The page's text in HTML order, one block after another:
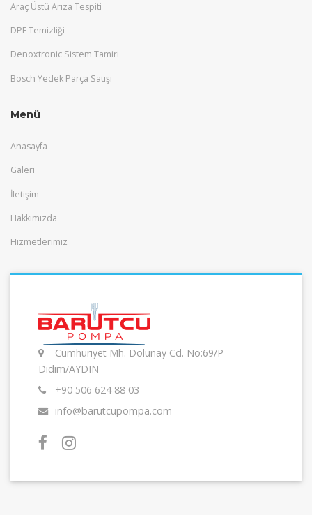
Araç Üstü Arıza Tespiti
DPF Temizliği
Denoxtronic Sistem Tamiri
Bosch Yedek Parça Satışı
Menü
Anasayfa
Galeri
İletişim
Hakkımızda
Hizmetlerimiz
Cumhuriyet Mh. Dolunay Cd. No:69/P
Didim/AYDIN
+90 506 624 88 03
info@barutcupompa.com